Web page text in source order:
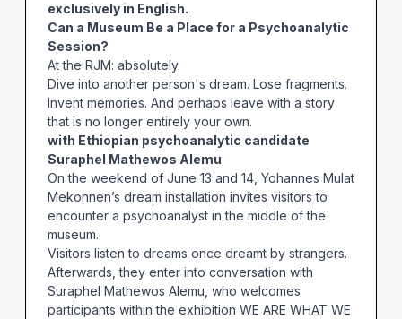
exclusively in English.
Can a Museum Be a Place for a Psychoanalytic
Session?
At the RJM: absolutely.
Dive into another person's dream. Lose fragments.
Invent memories. And perhaps leave with a story
that is no longer entirely your own.
with Ethiopian psychoanalytic candidate
Suraphel Mathewos Alemu
On the weekend of June 13 and 14, Yohannes Mulat
Mekonnen’s dream installation invites visitors to
encounter a psychoanalyst in the middle of the
museum.
Visitors listen to dreams once dreamt by strangers.
Afterwards, they enter into conversation with
Suraphel Mathewos Alemu, who welcomes
participants within the exhibition WE ARE WHAT WE